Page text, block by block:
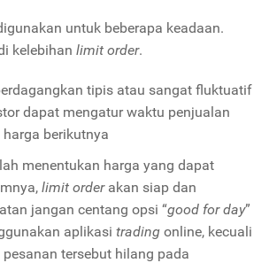
untuk beberapa keadaan.
kelebihan limit order.
tipis atau sangat fluktuatif
dapat mengatur waktu penjualan
berikutnya
menentukan harga yang dapat
limit orderakan siap dan
jangan centang opsi “good for day”
aplikasi trading online, kecuali
tersebut hilang pada